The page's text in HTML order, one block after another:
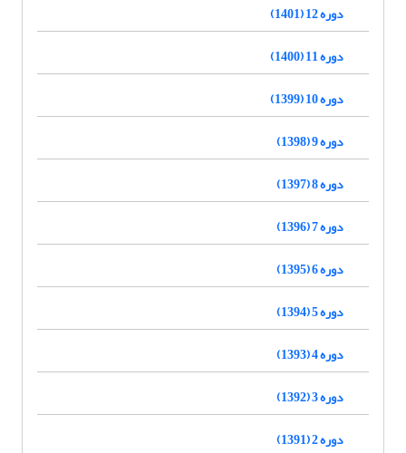
دوره 12 (1401)
دوره 11 (1400)
دوره 10 (1399)
دوره 9 (1398)
دوره 8 (1397)
دوره 7 (1396)
دوره 6 (1395)
دوره 5 (1394)
دوره 4 (1393)
دوره 3 (1392)
دوره 2 (1391)